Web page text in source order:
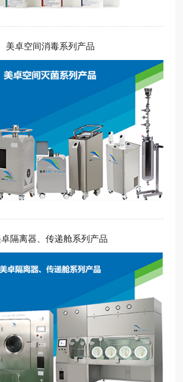
美卓空间消毒系列产品
卓隔离器、传递舱系列产品